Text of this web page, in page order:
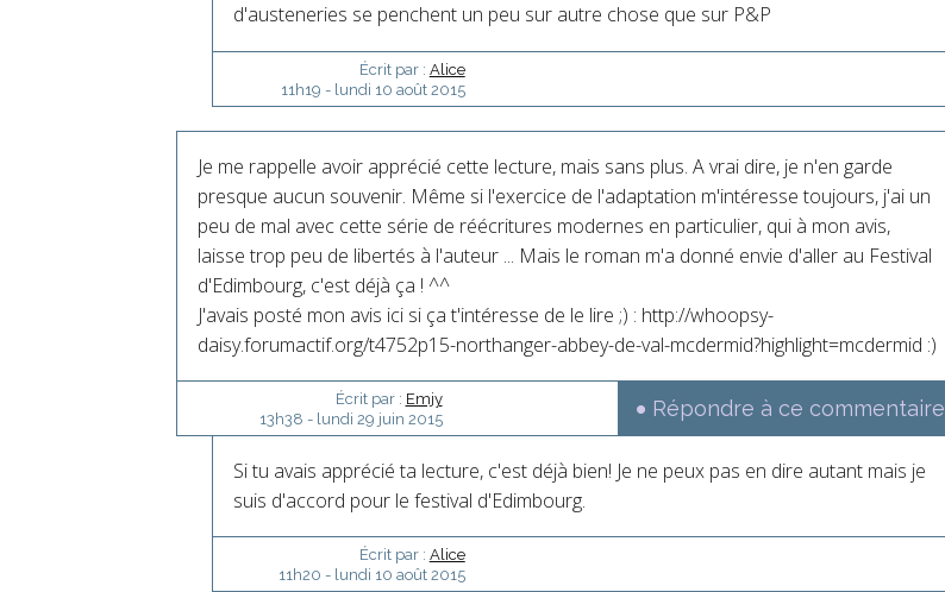
d'austeneries se penchent un peu sur autre chose que sur P&P
Écrit par : Alice
11h19 - lundi 10 août 2015
Je me rappelle avoir apprécié cette lecture, mais sans plus. A vrai dire, je n'en garde
presque aucun souvenir. Même si l'exercice de l'adaptation m'intéresse toujours, j'ai un
peu de mal avec cette série de réécritures modernes en particulier, qui à mon avis,
laisse trop peu de libertés à l'auteur ... Mais le roman m'a donné envie d'aller au Festival
d'Edimbourg, c'est déjà ça ! ^^
J'avais posté mon avis ici si ça t'intéresse de le lire ;) : http://whoopsy-
daisy.forumactif.org/t4752p15-northanger-abbey-de-val-mcdermid?highlight=mcdermid :)
Écrit par : Emjy
13h38 - lundi 29 juin 2015 Répondre à ce commentaire
Si tu avais apprécié ta lecture, c'est déjà bien! Je ne peux pas en dire autant mais je
suis d'accord pour le festival d'Edimbourg.
Écrit par : Alice
11h20 - lundi 10 août 2015